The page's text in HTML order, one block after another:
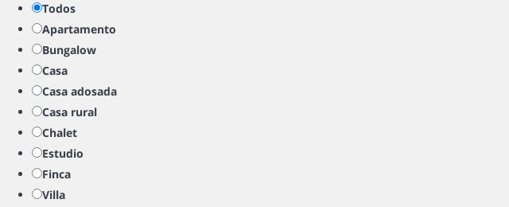
Todos
Apartamento
Bungalow
Casa
Casa adosada
Casa rural
Chalet
Estudio
Finca
Villa